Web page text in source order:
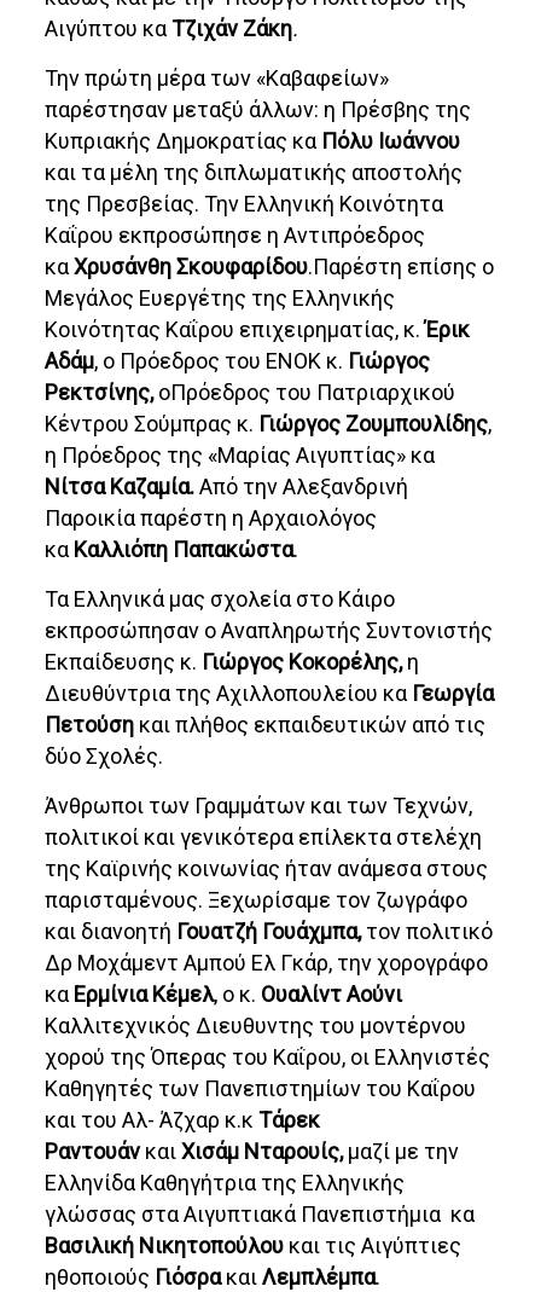
Αιγύπτου καΤζιχάν Ζάκη.
Την πρώτη μέρα των «Καβαφείων»
παρέστησαν μεταξύ άλλων: η Πρέσβης της
Κυπριακής Δημοκρατίας κα Πόλυ Ιωάννου
και τα μέλη της διπλωματικής αποστολής
της Πρεσβείας. Την Ελληνική Κοινότητα
Καΐρου εκπροσώπησε η Αντιπρόεδρος
καΧρυσάνθη Σκουφαρίδου.Παρέστη επίσης ο
Μεγάλος Ευεργέτης της Ελληνικής
Κοινότητας Καΐρου επιχειρηματίας, κ.Έρικ
Αδάμ, ο Πρόεδρος του ΕΝΟΚ κ. Γιώργος
Ρεκτσίνης,οΠρόεδρος του Πατριαρχικού
Κέντρου Σούμπρας κ. Γιώργος Ζουμπουλίδης,
η Πρόεδρος της «Μαρίας Αιγυπτίας» κα
Νίτσα Καζαμία.Από την Αλεξανδρινή
Παροικία παρέστη η Αρχαιολόγος
καΚαλλιόπη Παπακώστα.
Τα Ελληνικά μας σχολεία στο Κάιρο
εκπροσώπησαν ο Αναπληρωτής Συντονιστής
Εκπαίδευσης κ. Γιώργος Κοκορέλης,η
Διευθύντρια της Αχιλλοπουλείου κα Γεωργία
Πετούση και πλήθος εκπαιδευτικών από τις
δύο Σχολές.
Άνθρωποι των Γραμμάτων και των Τεχνών,
πολιτικοί και γενικότερα επίλεκτα στελέχη
της Καϊρινής κοινωνίας ήταν ανάμεσα στους
παρισταμένους. Ξεχωρίσαμε τον ζωγράφο
και διανοητή Γουατζή Γουάχμπα,τον πολιτικό
Δρ Μοχάμεντ Αμπού Ελ Γκάρ, την χορογράφο
καΕρμίνια Κέμελ, ο κ. Ουαλίντ Αούνι
Καλλιτεχνικός Διευθυντης του μοντέρνου
χορού της Όπερας του Καΐρου, οι Ελληνιστές
Καθηγητές των Πανεπιστημίων του Καΐρου
και του Αλ- Άζχαρ κ.κ Τάρεκ
ΡαντουάνκαιΧισάμ Νταρουίς,μαζί με την
Ελληνίδα Καθηγήτρια της Ελληνικής
γλώσσας στα Αιγυπτιακά Πανεπιστήμια κα
Βασιλική Νικητοπούλου και τις Αιγύπτιες
ηθοποιούς ΓιόσρακαιΛεμπλέμπα.